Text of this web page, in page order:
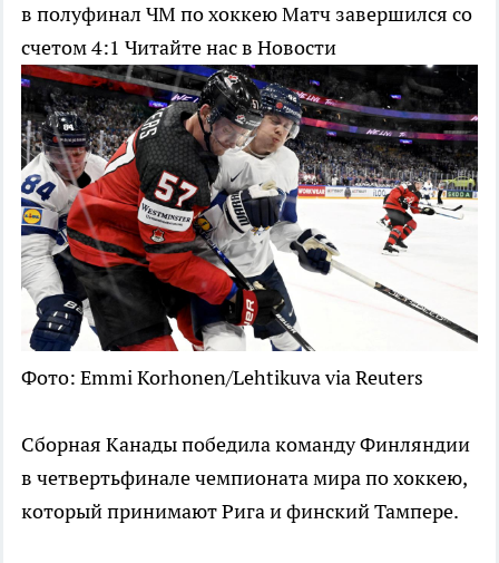
в полуфинал ЧМ по хоккеюМатч завершился со
счетом 4:1 Читайте нас в Новости
Фото: Emmi Korhonen/Lehtikuva via Reuters
Сборная Канады победила команду Финляндии
в четвертьфинале чемпионата мира по хоккею,
который принимают Рига и финский Тампере.